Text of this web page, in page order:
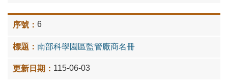
6
南部科學園區監管廠商名冊
115-06-03